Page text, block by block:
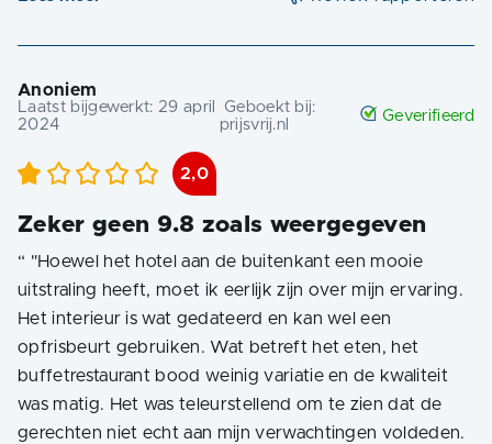
Anoniem
Laatst bijgewerkt: 29 april
2024
Geboekt bij:
prijsvrij.nl
Geverifieerd
2,0
Zeker geen 9.8 zoals weergegeven
“ "Hoewel het hotel aan de buitenkant een mooie
uitstraling heeft, moet ik eerlijk zijn over mijn ervaring.
Het interieur is wat gedateerd en kan wel een
opfrisbeurt gebruiken. Wat betreft het eten, het
buffetrestaurant bood weinig variatie en de kwaliteit
was matig. Het was teleurstellend om te zien dat de
gerechten niet echt aan mijn verwachtingen voldeden.